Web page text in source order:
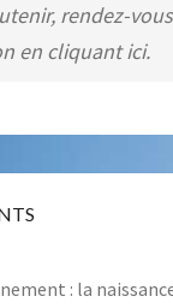
rendez-
en cliquant ici.
: la